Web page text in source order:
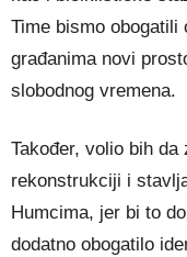
Time bismo
građanima novi
slobodnog vremena.
Također, volio bih
rekonstrukciji i
Humcima, jer bi to
dodatno obogatilo